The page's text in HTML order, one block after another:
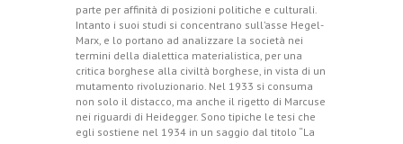
parte per affinità di posizioni politiche e culturali.
Intanto i suoi studi si concentrano sull’asse Hegel-
Marx, e lo portano ad analizzare la società nei
termini della dialettica materialistica, per una
critica borghese alla civiltà borghese, in vista di un
mutamento rivoluzionario. Nel 1933 si consuma
non solo il distacco, ma anche il rigetto di Marcuse
nei riguardi di Heidegger. Sono tipiche le tesi che
egli sostiene nel 1934 in un saggio dal titolo “La